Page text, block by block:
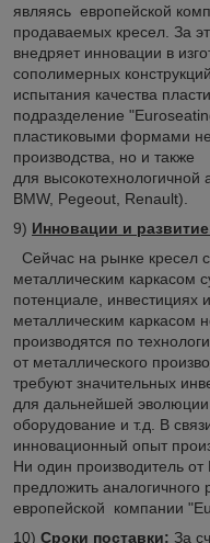
являясь европейской
продаваемых кресел. За
внедряет инновации в
сополимерных
испытания качества
подразделение
пластиковыми формами не
производства, но и также
для
BMW, Pegeout, Renault).
9) Инновации и
Сейчас на рынке кресел
металлическим каркасом
потенциале, инвестициях
металлическим каркасом
производятся по
от металлического
требуют значительных
для дальнейшей
оборудование и т.д. В
инновационный опыт
Ни один производитель
предложить
европейской компании
10) Сроки поставки: За